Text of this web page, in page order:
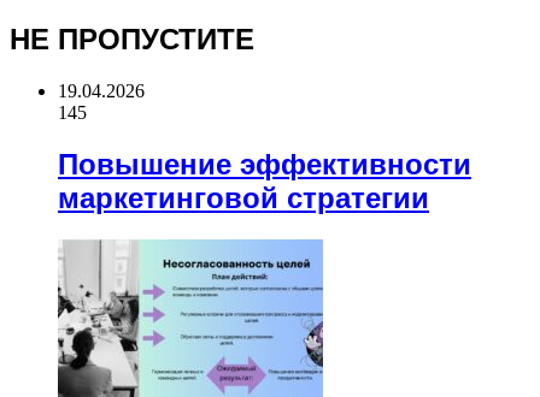
НЕ ПРОПУСТИТЕ
19.04.2026
145
Повышение эффективности
маркетинговой стратегии